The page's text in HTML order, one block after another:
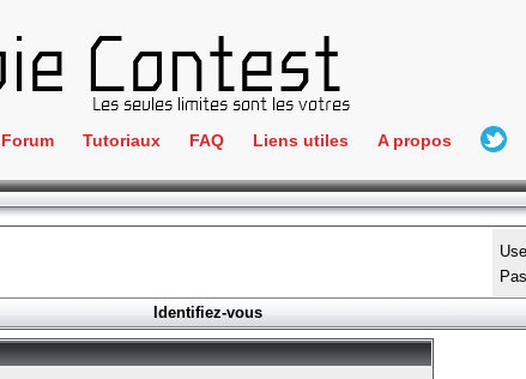
Forum Tutoriaux FAQ Liens utiles
IRC
Newbie Connect
Partenaires
Réglement
A propos
L'équipe
Hall Of Fame
Identifiez-vous